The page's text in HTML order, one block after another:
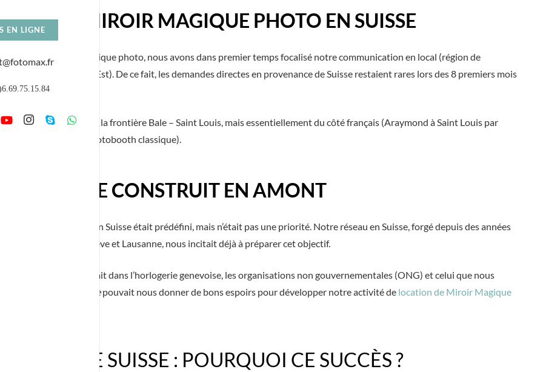
EN LIGNE DU MIROIR MAGIQUE PHOTO EN SUISSE
de notre miroir magique photo, nous avons dans premier temps focalisé notre communication en local (région de
Rhin, Alsace | Grand Est). De ce fait, les demandes directes en provenance de Suisse restaient rares lors des 8 premiers mois
événements à la frontière Bale – Saint Louis, mais essentiellement du côté français (Araymond à Saint Louis par
uniquement une box photobooth classique).
SUISSE CONSTRUIT EN AMONT
des événements en Suisse était prédéfini, mais n’était pas une priorité. Notre réseau en Suisse, forgé depuis des années
d’amis résidant à Genève et Lausanne, nous incitait déjà à préparer cet objectif.
réseau dont on disposait dans l’horlogerie genevoise, les organisations non gouvernementales (ONG) et celui que nous
family officepouvait nous donner de bons espoirs pour développer notre activité de location de Miroir Magique
MAGIQUE SUISSE : POURQUOI CE SUCCÈS ?